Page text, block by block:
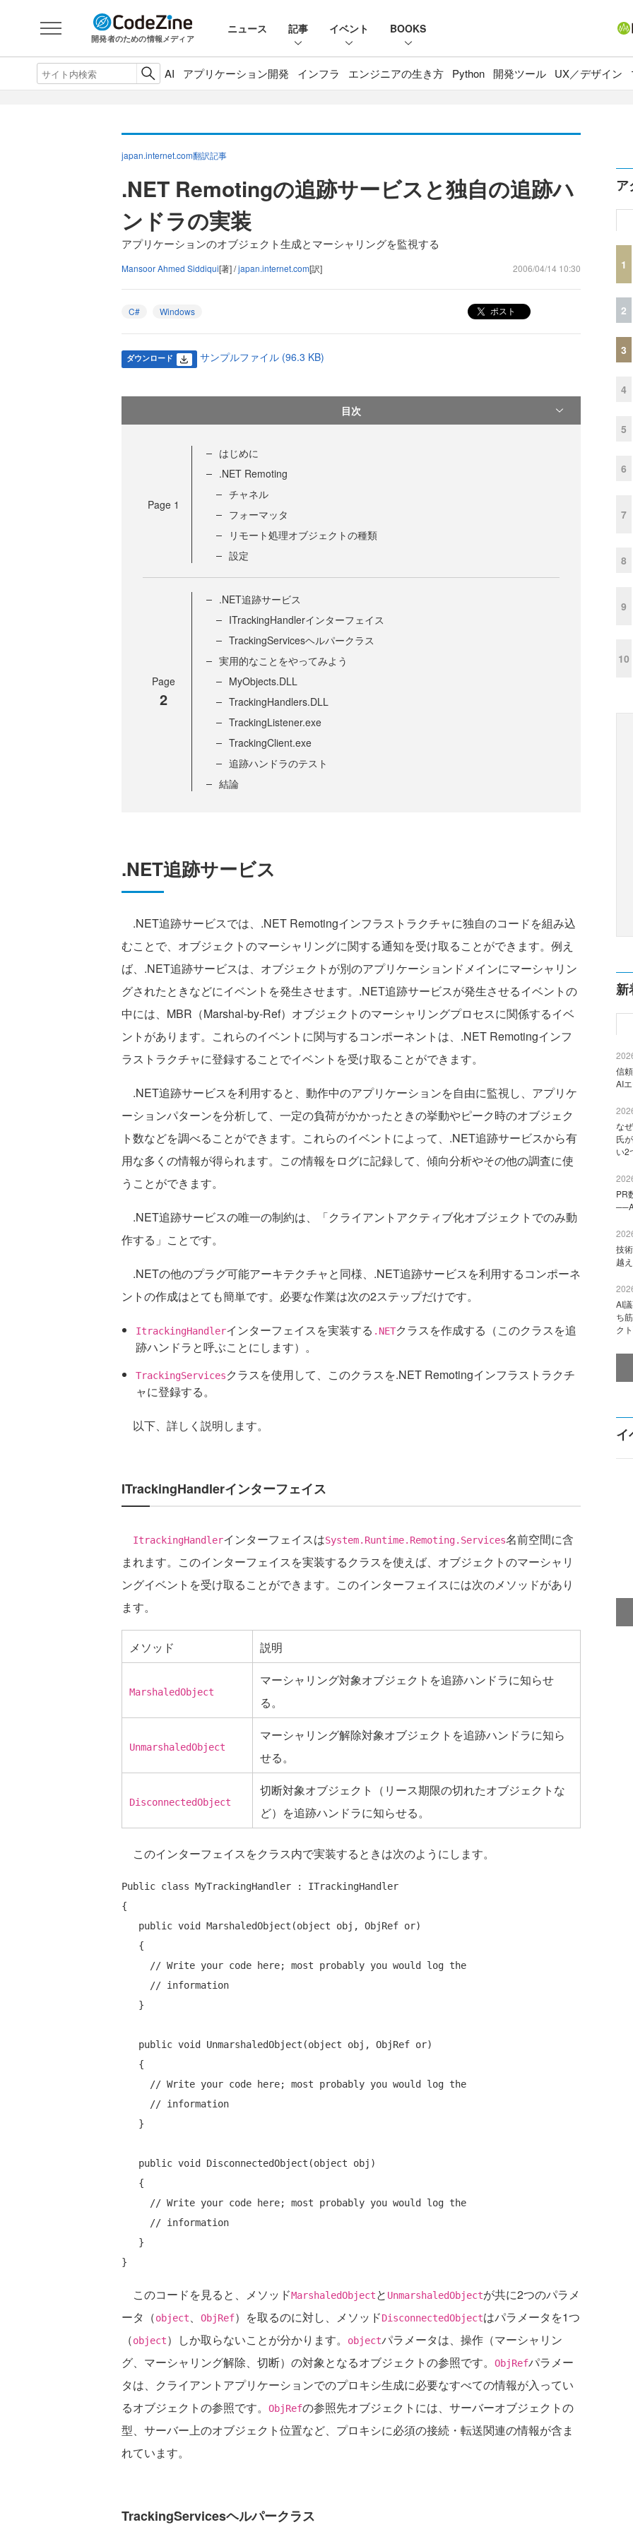
開発者のための情報メディア
ニュース 記事 イベント BOOKS
AI アプリケーション開発 インフラ エンジニアの生き方 Python 開発ツール UX／デザイン
japan.internet.com翻訳記事
.NET Remotingの追跡サービスと独自の追跡ハ
ンドラの実装
アプリケーションのオブジェクト生成とマーシャリングを監視する
Mansoor Ahmed Siddiqui[著] /japan.internet.com[訳] 2006/04/14 10:30
C# Windows ポスト
ダウンロード サンプルファイル (96.3 KB)
目次
Page 1
はじめに
.NET Remoting
チャネル
フォーマッタ
リモート処理オブジェクトの種類
設定
Page
2
.NET追跡サービス
ITrackingHandlerインターフェイス
TrackingServicesヘルパークラス
実用的なことをやってみよう
MyObjects.DLL
TrackingHandlers.DLL
TrackingListener.exe
TrackingClient.exe
追跡ハンドラのテスト
結論
.NET追跡サービス
.NET追跡サービスでは、.NET Remotingインフラストラクチャに独自のコードを組み込
むことで、オブジェクトのマーシャリングに関する通知を受け取ることができます。例え
ば、.NET追跡サービスは、オブジェクトが別のアプリケーションドメインにマーシャリン
グされたときなどにイベントを発生させます。.NET追跡サービスが発生させるイベントの
中には、MBR（Marshal-by-Ref）オブジェクトのマーシャリングプロセスに関係するイベ
ントがあります。これらのイベントに関与するコンポーネントは、.NET Remotingインフ
ラストラクチャに登録することでイベントを受け取ることができます。
.NET追跡サービスを利用すると、動作中のアプリケーションを自由に監視し、アプリケ
ーションパターンを分析して、一定の負荷がかかったときの挙動やピーク時のオブジェク
ト数などを調べることができます。これらのイベントによって、.NET追跡サービスから有
用な多くの情報が得られます。この情報をログに記録して、傾向分析やその他の調査に使
うことができます。
.NET追跡サービスの唯一の制約は、「クライアントアクティブ化オブジェクトでのみ動
作する」ことです。
.NETの他のプラグ可能アーキテクチャと同様、.NET追跡サービスを利用するコンポーネ
ントの作成はとても簡単です。必要な作業は次の2ステップだけです。
ItrackingHandlerインターフェイスを実装する .NETクラスを作成する（このクラスを追
跡ハンドラと呼ぶことにします）。
TrackingServicesクラスを使用して、このクラスを.NET Remotingインフラストラクチ
ャに登録する。
以下、詳しく説明します。
ITrackingHandlerインターフェイス
ItrackingHandlerインターフェイスはSystem.Runtime.Remoting.Services名前空間に含
まれます。このインターフェイスを実装するクラスを使えば、オブジェクトのマーシャリ
ングイベントを受け取ることができます。このインターフェイスには次のメソッドがあり
ます。
メソッド 説明
MarshaledObject
マーシャリング対象オブジェクトを追跡ハンドラに知らせ
る。
UnmarshaledObject
マーシャリング解除対象オブジェクトを追跡ハンドラに知ら
せる。
DisconnectedObject
切断対象オブジェクト（リース期限の切れたオブジェクトな
ど）を追跡ハンドラに知らせる。
このインターフェイスをクラス内で実装するときは次のようにします。
Public class MyTrackingHandler : ITrackingHandler
{
public void MarshaledObject(object obj, ObjRef or)
// Write your code here; most probably you would log the
// information
public void UnmarshaledObject(object obj, ObjRef or)
// Write your code here; most probably you would log the
// information
public void DisconnectedObject(object obj)
// Write your code here; most probably you would log the
// information
このコードを見ると、メソッドMarshaledObjectと UnmarshaledObjectが共に2つのパラメ
ータ（object、 ObjRef）を取るのに対し、メソッドDisconnectedObjectはパラメータを1つ
（object）しか取らないことが分かります。 objectパラメータは、操作（マーシャリン
グ、マーシャリング解除、切断）の対象となるオブジェクトの参照です。
ObjRefパラメー
タは、クライアントアプリケーションでのプロキシ生成に必要なすべての情報が入ってい
るオブジェクトの参照です。
ObjRefの参照先オブジェクトには、サーバーオブジェクトの
型、サーバー上のオブジェクト位置など、プロキシに必須の接続・転送関連の情報が含ま
れています。
TrackingServicesヘルパークラス
ア
1
2
3
4
5
6
7
8
9
10
新
信
AI
な
氏
い2
PR
技
越
AI
ち
ク
イ